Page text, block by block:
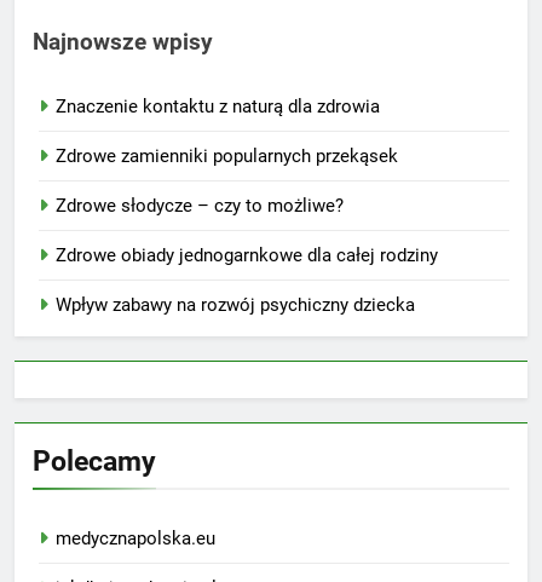
Najnowsze wpisy
Znaczenie kontaktu z naturą dla zdrowia
Zdrowe zamienniki popularnych przekąsek
Zdrowe słodycze – czy to możliwe?
Zdrowe obiady jednogarnkowe dla całej rodziny
Wpływ zabawy na rozwój psychiczny dziecka
Polecamy
medycznapolska.eu